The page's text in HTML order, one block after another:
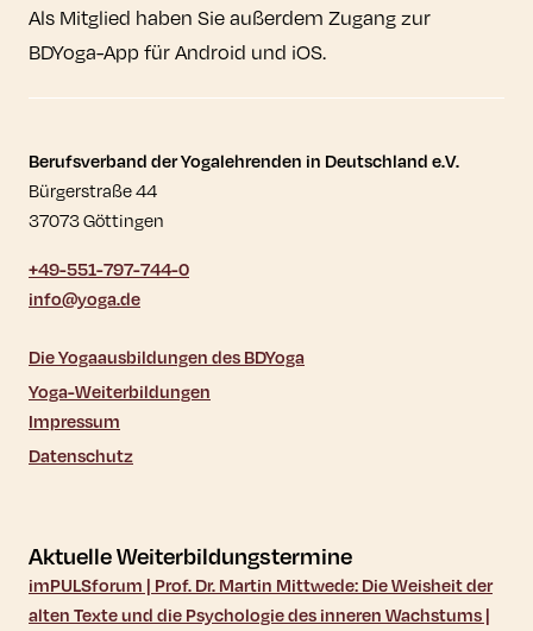
Als Mitglied haben Sie außerdem Zugang zur
BDYoga-App für Android und iOS.
Kontaktdaten und weitere Links
Berufsverband der Yogalehrenden in Deutschland e.V.
Bürgerstraße 44
37073 Göttingen
+49-551-797-744-0
info@yoga.de
Die Yogaausbildungen des BDYoga
Yoga-Weiterbildungen
Impressum
Datenschutz
Aktuelle Weiterbildungstermine
imPULSforum | Prof. Dr. Martin Mittwede: Die Weisheit der
alten Texte und die Psychologie des inneren Wachstums |